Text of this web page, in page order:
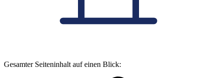
Gesamter Seiteninhalt auf einen Blick: